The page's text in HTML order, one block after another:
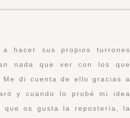
hacer sus propios turrones
nada que ver con los que
Me di cuenta de ello gracias a
y cuando lo probé mi idea
que os gusta la repostería, la